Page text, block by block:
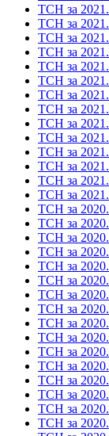
ТСН за
ТСН за
ТСН за
ТСН за
ТСН за
ТСН за
ТСН за
ТСН за
ТСН за
ТСН за
ТСН за
ТСН за
ТСН за
ТСН за
ТСН за
ТСН за
ТСН за
ТСН за
ТСН за
ТСН за
ТСН за
ТСН за
ТСН за
ТСН за
ТСН за
ТСН за
ТСН за
ТСН за
ТСН за
ТСН за